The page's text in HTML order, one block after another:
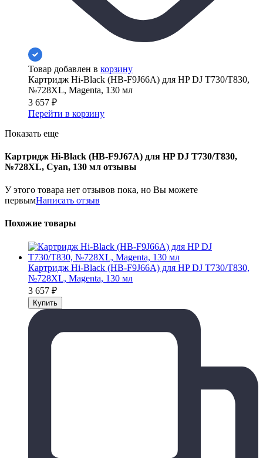
Товар добавлен в корзину
Картридж Hi-Black (HB-F9J66A) для HP DJ T730/T830,
№728XL, Magenta, 130 мл
3 657 ₽
Перейти в корзину
Показать еще
Картридж Hi-Black (HB-F9J67A) для HP DJ T730/T830,
№728XL, Cyan, 130 мл отзывы
У этого товара нет отзывов пока, но Вы можете
первымНаписать отзыв
Похожие товары
Картридж Hi-Black (HB-F9J66A) для HP DJ T730/T830,
№728XL, Magenta, 130 мл
3 657 ₽